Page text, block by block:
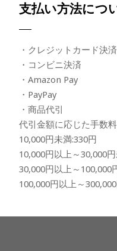
支払い方法につ
・クレジットカード決済
・コンビニ決済
・Amazon Pay
・PayPay
・商品代引
代引金額に応じた手数
10,000円未満:330円
10,000円以上～30,000
30,000円以上～100,000
100,000円以上～